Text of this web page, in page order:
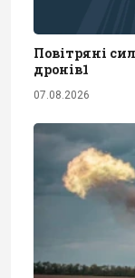
Повітряні
дронів1
07.08.2026